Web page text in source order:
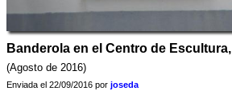
Banderola en el Centro de Escultura,
(Agosto de 2016)
Enviada el 22/09/2016 por joseda